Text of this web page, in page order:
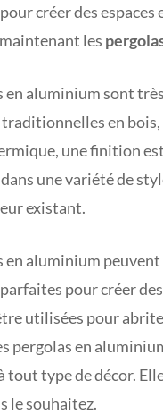
créer des
les
en aluminium sont
en
une finition
une variété de
existant.
en aluminium
pour créer
utilisées pour
pergolas en
tout type de décor.
le souhaitez.